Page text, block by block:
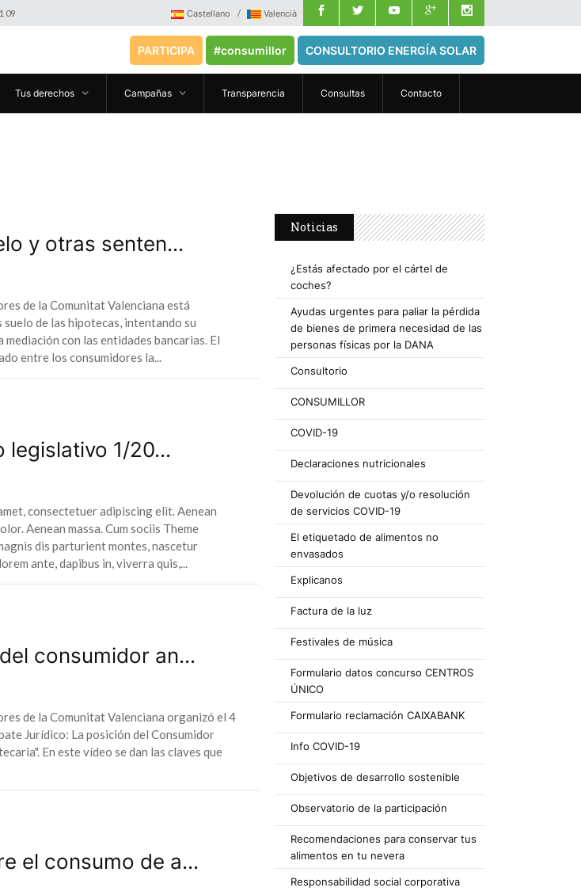
09 Castellano Valencià
PARTICIPA #consumillor CONSULTORIO ENERGÍA SOLAR
Tus derechos Campañas Transparencia Consultas Contacto
y otras senten...
de la Comunitat Valenciana está
de las hipotecas, intentando su
con las entidades bancarias. El
entre los consumidores la
legislativo 1/20...
consectetuer adipiscing elit. Aenean
Aenean massa. Cum sociis Theme
dis parturient montes, nascetur
ante, dapibus in, viverra quis,
consumidor an...
de la Comunitat Valenciana organizó el 4
Jurídico: La posición del Consumidor
En este vídeo se dan las claves que
el consumo de a...
Noticias
¿Estás afectado por el cártel de
coches?
Ayudas urgentes para paliar la pérdida
de bienes de primera necesidad de las
personas físicas por la DANA
Consultorio
CONSUMILLOR
COVID-19
Declaraciones nutricionales
Devolución de cuotas y/o resolución
de servicios COVID-19
El etiquetado de alimentos no
envasados
Explicanos
Factura de la luz
Festivales de música
Formulario datos concurso CENTROS
ÚNICO
Formulario reclamación CAIXABANK
Info COVID-19
Objetivos de desarrollo sostenible
Observatorio de la participación
Recomendaciones para conservar tus
alimentos en tu nevera
Responsabilidad social corporativa